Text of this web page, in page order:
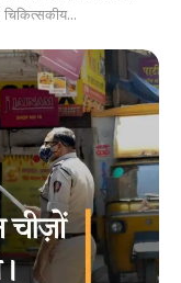
चिकित्सकीय...